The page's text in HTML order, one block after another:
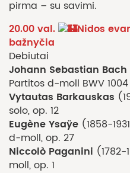
pirma – su savimi.
20.00 val.
Nidos
bažnyčia
Debiutai
Johann Sebastian Bach
Partitos d-moll BWV 1004
Vytautas Barkauskas
solo, op. 12
Eugène Ysaÿe (1858-
d-moll, op. 27
Niccolò Paganini
moll, op. 1